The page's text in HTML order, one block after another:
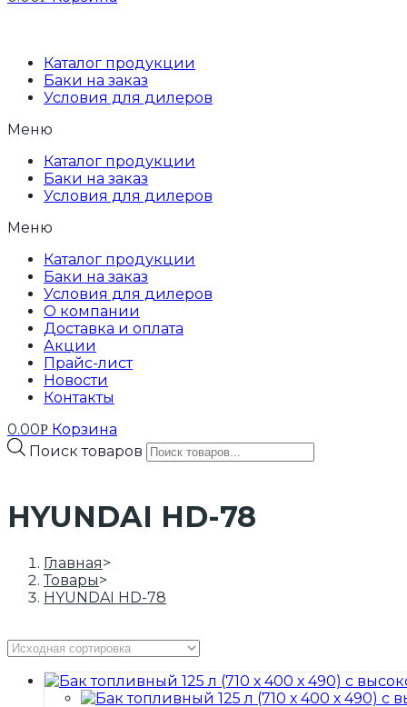
Каталог продукции
Баки на заказ
Условия для дилеров
Меню
Каталог продукции
Баки на заказ
Условия для дилеров
Меню
Каталог продукции
Баки на заказ
Условия для дилеров
О компании
Доставка и оплата
Акции
Прайс-лист
Новости
Контакты
0.00Р Корзина
Поиск товаров
HYUNDAI HD-78
Главная>
Товары>
HYUNDAI HD-78